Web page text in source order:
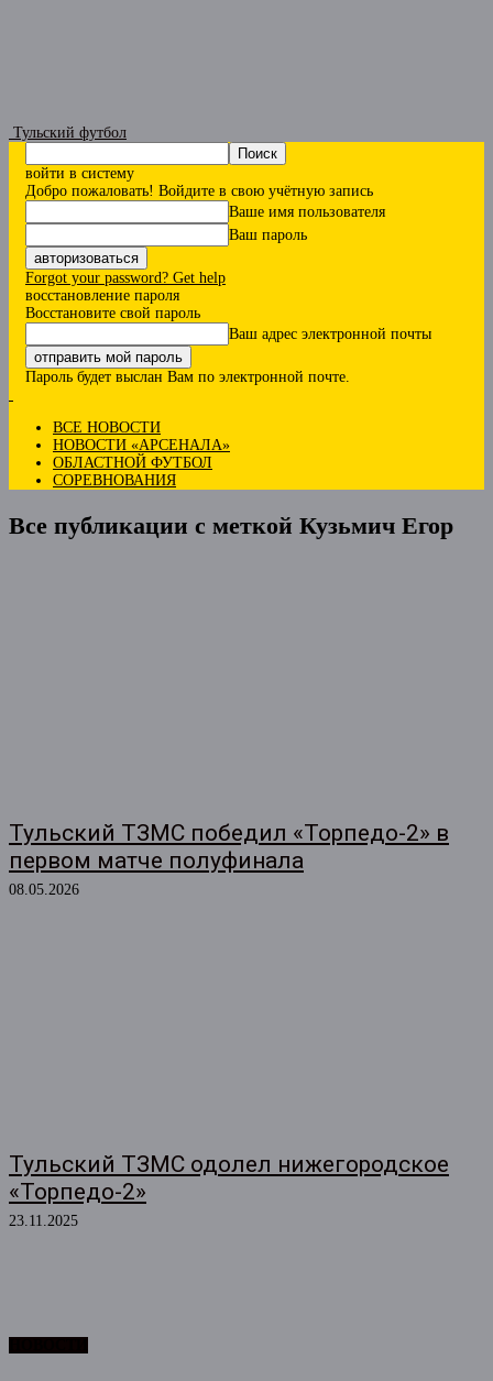
Тульский футбол
войти в систему
Добро пожаловать! Войдите в свою учётную запись
Ваше имя пользователя
Ваш пароль
Forgot your password? Get help
восстановление пароля
Восстановите свой пароль
Ваш адрес электронной почты
Пароль будет выслан Вам по электронной почте.
ВСЕ НОВОСТИ
НОВОСТИ «АРСЕНАЛА»
ОБЛАСТНОЙ ФУТБОЛ
СОРЕВНОВАНИЯ
Все публикации с меткой Кузьмич Егор
Тульский ТЗМС победил «Торпедо-2» в
первом матче полуфинала
08.05.2026
Тульский ТЗМС одолел нижегородское
«Торпедо-2»
23.11.2025